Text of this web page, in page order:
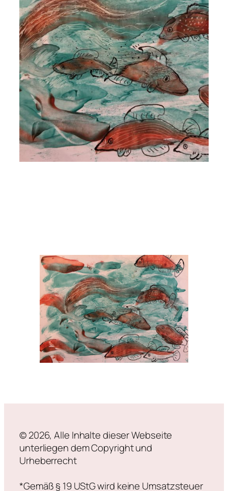
© 2026, Alle Inhalte dieser Webseite
unterliegen dem Copyright und
Urheberrecht
*Gemäß § 19 UStG wird keine Umsatzsteuer